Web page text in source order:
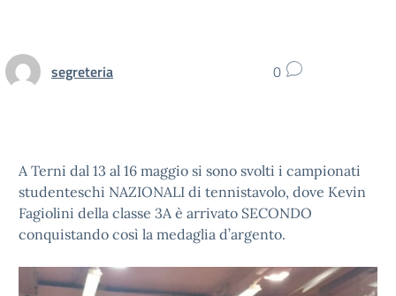
segreteria 0
A Terni dal 13 al 16 maggio si sono svolti i campionati
studenteschi NAZIONALI di tennistavolo, dove Kevin
Fagiolini della classe 3A è arrivato SECONDO
conquistando così la medaglia d’argento.